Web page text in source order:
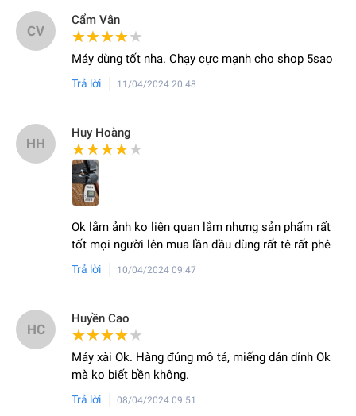
CV
Cẩm Vân
★★★★★
★★★★★
Máy dùng tốt nha. Chạy cực mạnh cho shop 5sao
Trả lời 11/04/2024 20:48
HH
Huy Hoàng
★★★★★
★★★★★
Ok lắm ảnh ko liên quan lắm nhưng sản phẩm rất
tốt mọi người lên mua lần đầu dùng rất tê rất phê
Trả lời 10/04/2024 09:47
HC
Huyền Cao
★★★★★
★★★★★
Máy xài Ok. Hàng đúng mô tả, miếng dán dính Ok
mà ko biết bền không.
Trả lời 08/04/2024 09:51